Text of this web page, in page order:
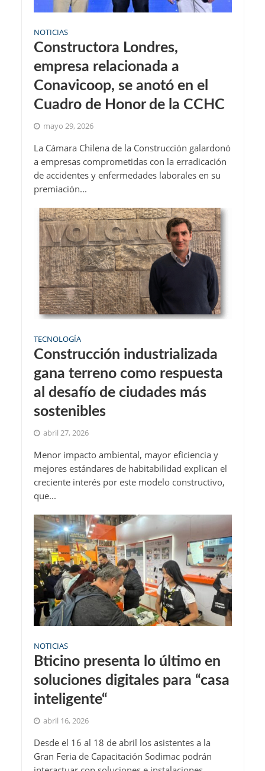
NOTICIAS
Constructora Londres,
empresa relacionada a
Conavicoop, se anotó en el
Cuadro de Honor de la CCHC
mayo 29, 2026
La Cámara Chilena de la Construcción galardonó
a empresas comprometidas con la erradicación
de accidentes y enfermedades laborales en su
premiación...
TECNOLOGÍA
Construcción industrializada
gana terreno como respuesta
al desafío de ciudades más
sostenibles
abril 27, 2026
Menor impacto ambiental, mayor eficiencia y
mejores estándares de habitabilidad explican el
creciente interés por este modelo constructivo,
que...
NOTICIAS
Bticino presenta lo último en
soluciones digitales para “casa
inteligente“
abril 16, 2026
Desde el 16 al 18 de abril los asistentes a la
Gran Feria de Capacitación Sodimac podrán